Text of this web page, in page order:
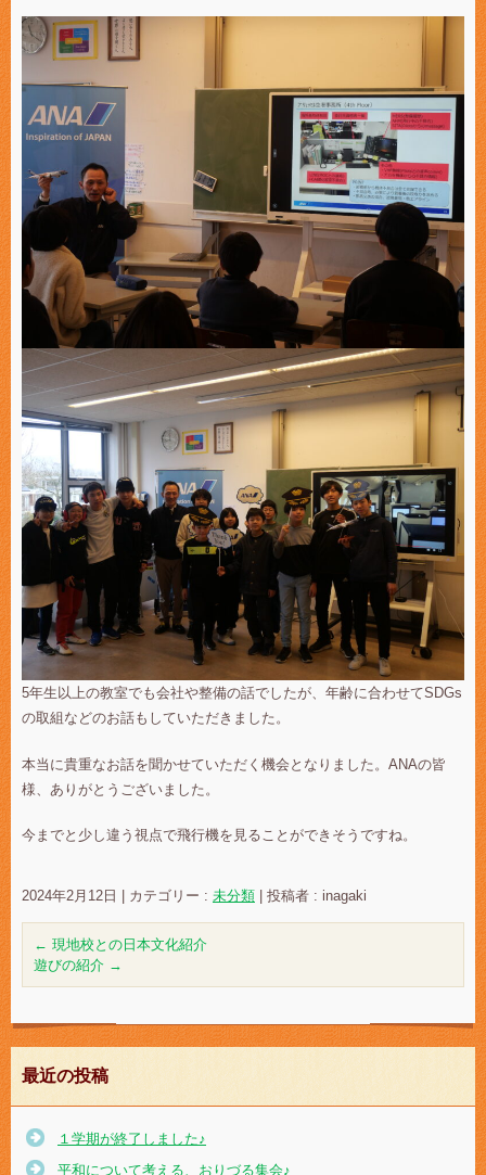
5年生以上の教室でも会社や整備の話でしたが、年齢に合わせてSDGs
の取組などのお話もしていただきました。
本当に貴重なお話を聞かせていただく機会となりました。ANAの皆
様、ありがとうございました。
今までと少し違う視点で飛行機を見ることができそうですね。
2024年2月12日 | カテゴリー : 未分類 | 投稿者 : inagaki
← 現地校との日本文化紹介
遊びの紹介 →
最近の投稿
１学期が終了しました♪
平和について考える、おりづる集会♪